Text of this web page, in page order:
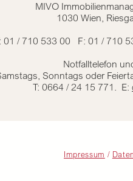
MIVO
1030 Wien,
01 / 710 533 00 F: 01 / 710
Notfalltelefon
Sonntags oder
T: 0664 / 24 15 771. E:
Impressum /